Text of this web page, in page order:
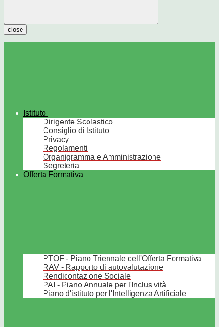
close
Istituto
Dirigente Scolastico
Consiglio di Istituto
Privacy
Regolamenti
Organigramma e Amministrazione
Segreteria
Offerta Formativa
PTOF - Piano Triennale dell'Offerta Formativa
RAV - Rapporto di autovalutazione
Rendicontazione Sociale
PAI - Piano Annuale per l'Inclusività
Piano d'istituto per l'Intelligenza Artificiale